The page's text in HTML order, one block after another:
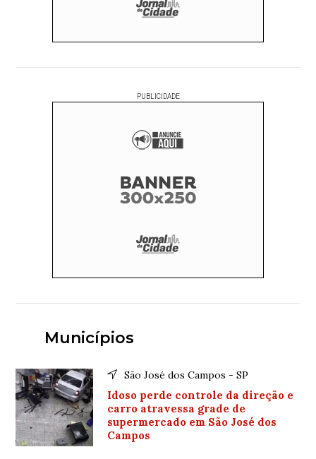
PUBLICIDADE
Municípios
São José dos Campos - SP
Idoso perde controle da direção e
carro atravessa grade de
supermercado em São José dos
Campos